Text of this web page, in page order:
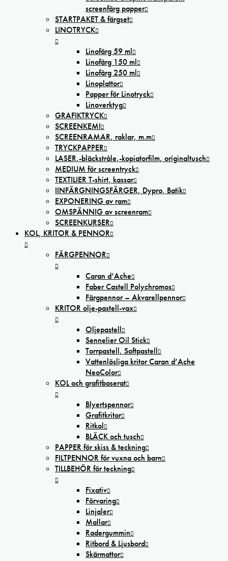
screenfärg papper
STARTPAKET & färgset
LINOTRYCK
Linofärg 59 ml
Linofärg 150 ml
Linofärg 250 ml
Linoplattor
Papper för Linotryck
Linoverktyg
GRAFIKTRYCK
SCREENKEMI
SCREENRAMAR, raklar, m.m
TRYCKPAPPER
LASER,-bläckstråle,-kopiatorfilm, oríginaltusch
MEDIUM för screentryck
TEXTILIER T-shirt, kassar
IINFÄRGNINGSFÄRGER, Dypro, Batik
EXPONERING av ram
OMSPÄNNIG av screenram
SCREENKURSER
KOL, KRITOR & PENNOR
FÄRGPENNOR
Caran d’Ache
Faber Castell Polychromos
Färgpennor – Akvarellpennor
KRITOR olje-pastell-vax
Oljepastell
Sennelier Oil Stick
Torrpastell, Softpastell
Vattenlösliga kritor Caran d’Ache
NeoColor
KOL och grafitbaserat
Blyertspennor
Grafitkritor
Ritkol
BLÄCK och tusch
PAPPER för skiss & teckning
FILTPENNOR för vuxna och barn
TILLBEHÖR för teckning
Fixativ
Förvaring
Linjaler
Mallar
Radergummin
Ritbord & Ljusbord
Skärmattor